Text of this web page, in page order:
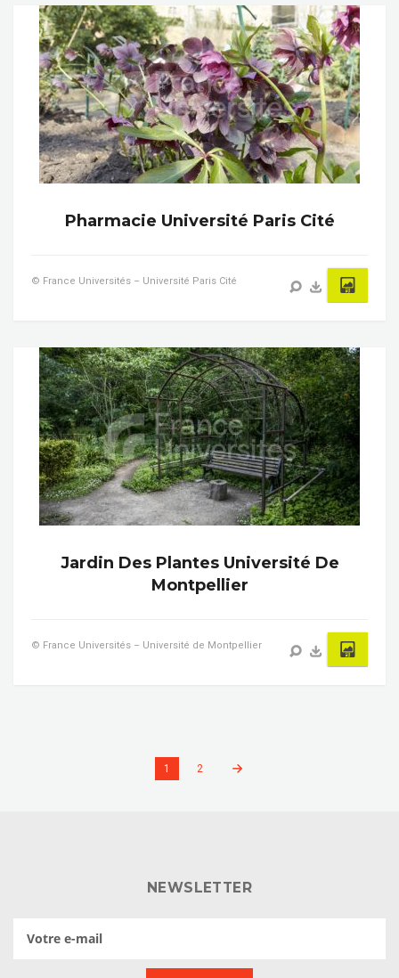
Pharmacie Université Paris Cité
© France Universités – Université Paris Cité
Jardin Des Plantes Université De
Montpellier
© France Universités – Université de Montpellier
1 2
NEWSLETTER